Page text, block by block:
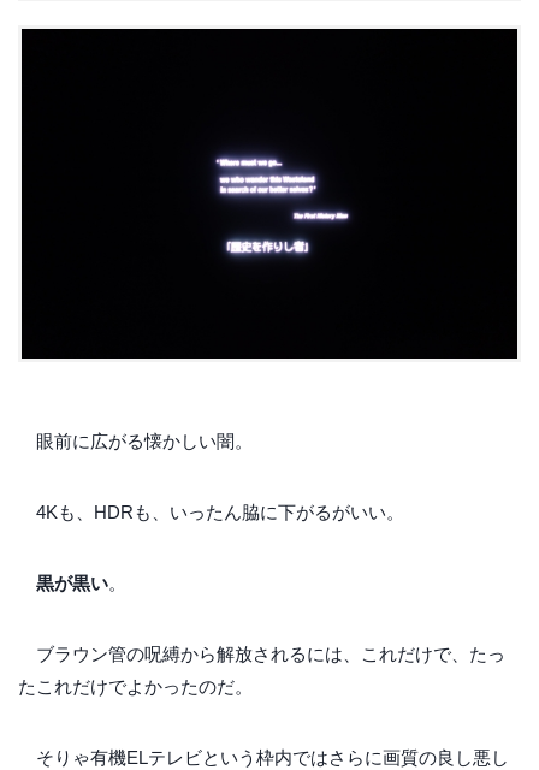
眼前に広がる懐かしい闇。
4Kも、HDRも、いったん脇に下がるがいい。
黒が黒い。
ブラウン管の呪縛から解放されるには、これだけで、たっ
たこれだけでよかったのだ。
そりゃ有機ELテレビという枠内ではさらに画質の良し悪し